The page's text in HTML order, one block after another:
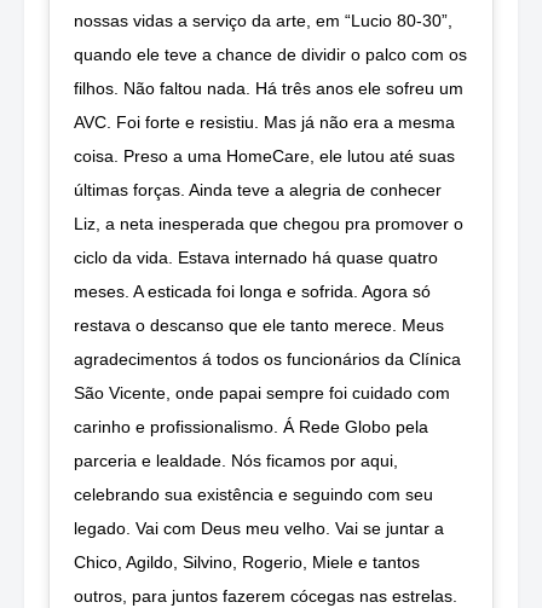
nossas vidas a serviço da arte, em “Lucio 80-30”,
quando ele teve a chance de dividir o palco com os
filhos. Não faltou nada. Há três anos ele sofreu um
AVC. Foi forte e resistiu. Mas já não era a mesma
coisa. Preso a uma HomeCare, ele lutou até suas
últimas forças. Ainda teve a alegria de conhecer
Liz, a neta inesperada que chegou pra promover o
ciclo da vida. Estava internado há quase quatro
meses. A esticada foi longa e sofrida. Agora só
restava o descanso que ele tanto merece. Meus
agradecimentos á todos os funcionários da Clínica
São Vicente, onde papai sempre foi cuidado com
carinho e profissionalismo. Á Rede Globo pela
parceria e lealdade. Nós ficamos por aqui,
celebrando sua existência e seguindo com seu
legado. Vai com Deus meu velho. Vai se juntar a
Chico, Agildo, Silvino, Rogerio, Miele e tantos
outros, para juntos fazerem cócegas nas estrelas.